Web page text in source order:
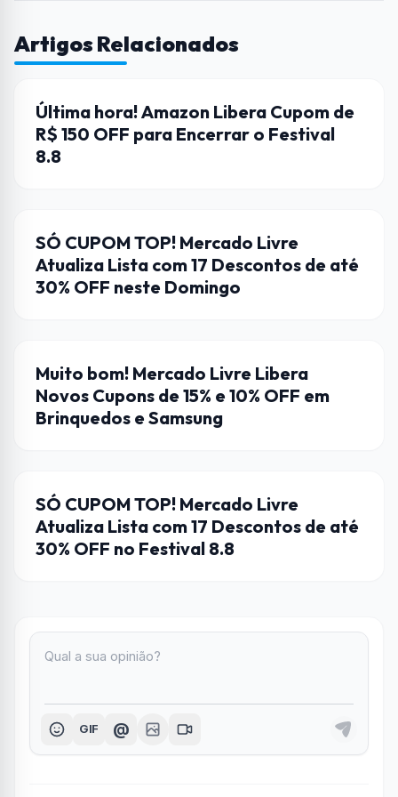
Artigos Relacionados
AMAZON
Última hora! Amazon Libera Cupom de
R$ 150 OFF para Encerrar o Festival
8.8
CUPONS DE DESCONTO
SÓ CUPOM TOP! Mercado Livre
Atualiza Lista com 17 Descontos de até
30% OFF neste Domingo
CUPONS DE DESCONTO
Muito bom! Mercado Livre Libera
Novos Cupons de 15% e 10% OFF em
Brinquedos e Samsung
CUPONS DE DESCONTO
SÓ CUPOM TOP! Mercado Livre
Atualiza Lista com 17 Descontos de até
30% OFF no Festival 8.8
GIF @